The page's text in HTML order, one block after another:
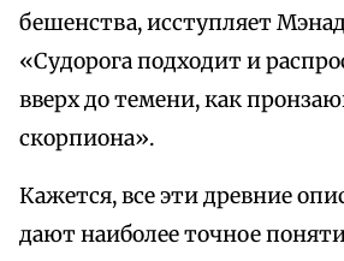
бешенства, исступляет
«Судорога подходит и
вверх до темени, как
скорпиона».
Кажется, все эти древние
дают наиболее точное